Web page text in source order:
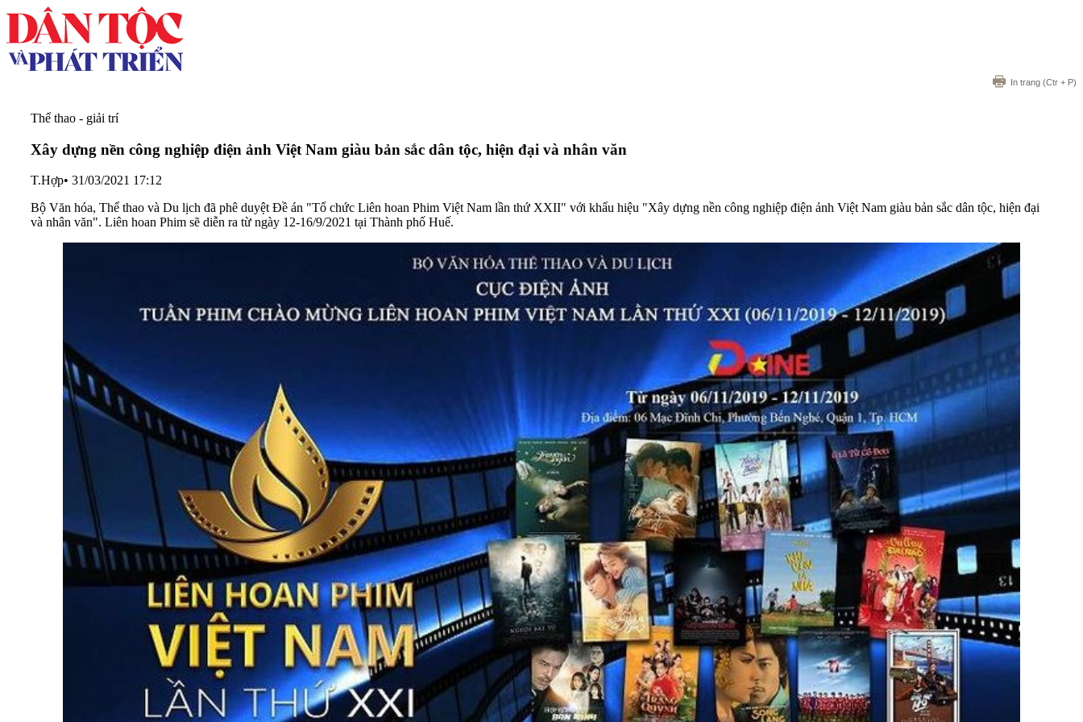
In trang (Ctr + P)
Thể thao - giải trí
Xây dựng nền công nghiệp điện ảnh Việt Nam giàu bản sắc dân tộc, hiện đại và nhân văn
T.Hợp• 31/03/2021 17:12
Bộ Văn hóa, Thể thao và Du lịch đã phê duyệt Đề án "Tổ chức Liên hoan Phim Việt Nam lần thứ XXII" với khẩu hiệu "Xây dựng nền công nghiệp điện ảnh Việt Nam giàu bản sắc dân tộc, hiện đại
và nhân văn". Liên hoan Phim sẽ diễn ra từ ngày 12-16/9/2021 tại Thành phố Huế.